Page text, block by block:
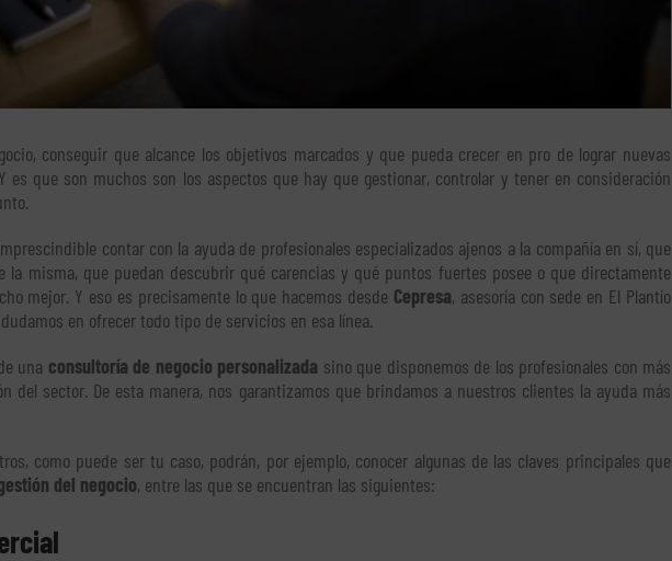
conseguir que alcance los objetivos marcados y que pueda crecer en pro de lograr nuevas
es que son muchos son los aspectos que hay que gestionar, controlar y tener en consideración
contar con la ayuda de profesionales especializados ajenos a la compañía en sí, que
la misma, que puedan descubrir qué carencias y qué puntos fuertes posee o que directamente
mejor. Y eso es precisamente lo que hacemos desde Cepresa, asesoría con sede en El Plantío
en ofrecer todo tipo de servicios en esa línea.
una consultoría de negocio personalizada sino que disponemos de los profesionales con más
del sector. De esta manera, nos garantizamos que brindamos a nuestros clientes la ayuda más
como puede ser tu caso, podrán, por ejemplo, conocer algunas de las claves principales que
del negocio, entre las que se encuentran las siguientes: